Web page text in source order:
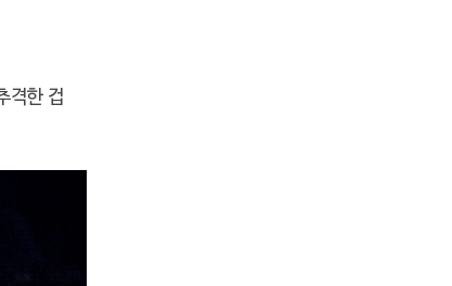
격한 겁